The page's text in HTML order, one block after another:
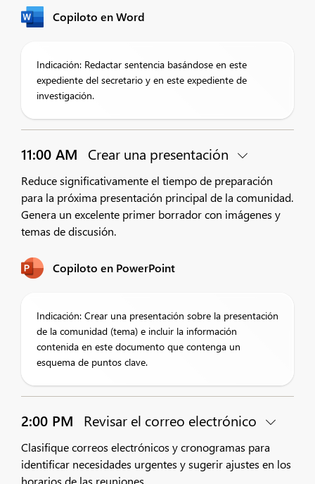
Copiloto en Word
Indicación: Redactar sentencia basándose en este
expediente del secretario y en este expediente de
investigación.
11:00 AM Crear una presentación
Reduce significativamente el tiempo de preparación
para la próxima presentación principal de la comunidad.
Genera un excelente primer borrador con imágenes y
temas de discusión.
Copiloto en PowerPoint
Indicación: Crear una presentación sobre la presentación
de la comunidad (tema) e incluir la información
contenida en este documento que contenga un
esquema de puntos clave.
2:00 PM Revisar el correo electrónico
Clasifique correos electrónicos y cronogramas para
identificar necesidades urgentes y sugerir ajustes en los
horarios de las reuniones.